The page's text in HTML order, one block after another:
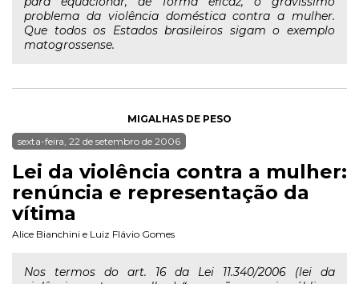
problema da violência doméstica contra a mulher.
Que todos os Estados brasileiros sigam o exemplo
matogrossense.
MIGALHAS DE PESO
sexta-feira, 22 de setembro de 2006
Lei da violência contra a mulher:
renúncia e representação da
vítima
Alice Bianchini e Luiz Flávio Gomes
Nos termos do art. 16 da Lei 11.340/2006 (lei da